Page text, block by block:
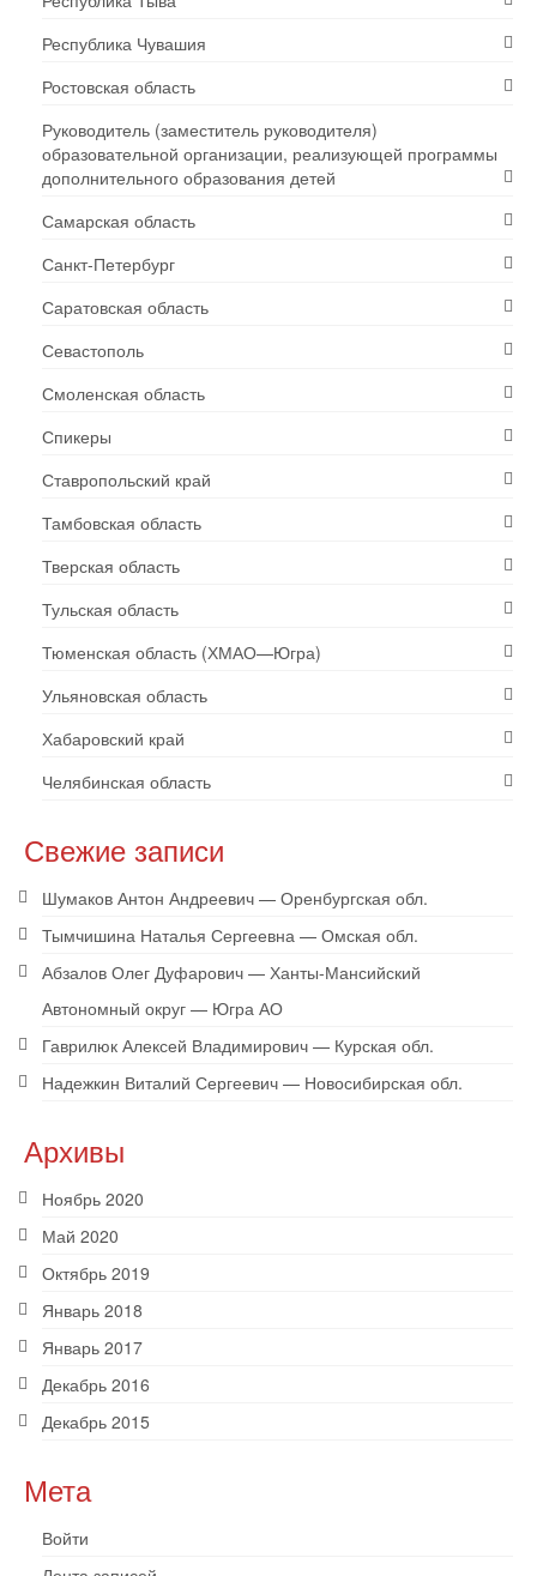
Республика Чувашия
Ростовская область
Руководитель (заместитель руководителя)
образовательной организации, реализующей программы
дополнительного образования детей
Самарская область
Санкт-Петербург
Саратовская область
Севастополь
Смоленская область
Спикеры
Ставропольский край
Тамбовская область
Тверская область
Тульская область
Тюменская область (ХМАО—Югра)
Ульяновская область
Хабаровский край
Челябинская область
Свежие записи
Шумаков Антон Андреевич — Оренбургская обл.
Тымчишина Наталья Сергеевна — Омская обл.
Абзалов Олег Дуфарович — Ханты-Мансийский
Автономный округ — Югра АО
Гаврилюк Алексей Владимирович — Курская обл.
Надежкин Виталий Сергеевич — Новосибирская обл.
Архивы
Ноябрь 2020
Май 2020
Октябрь 2019
Январь 2018
Январь 2017
Декабрь 2016
Декабрь 2015
Мета
Войти